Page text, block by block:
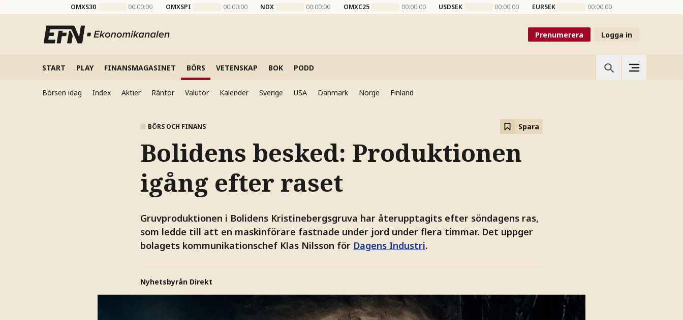
OMXS30 00:00:00 OMXSPI 00:00:00 NDX 00:00:00 OMXC25 00:00:00 USDSEK 00:00:00 EURSEK 00:00:00
Prenumerera Logga in
START PLAY FINANSMAGASINET BÖRS VETENSKAP BOK PODD
Börsen idag Index Aktier Räntor Valutor Kalender Sverige USA Danmark Norge Finland
BÖRS OCH FINANS Spara
Bolidens besked: Produktionen
igång efter raset
Gruvproduktionen i Bolidens Kristinebergsgruva har återupptagits efter söndagens ras,
som ledde till att en maskinförare fastnade under jord under flera timmar. Det uppger
bolagets kommunikationschef Klas Nilsson för Dagens Industri.
Nyhetsbyrån Direkt